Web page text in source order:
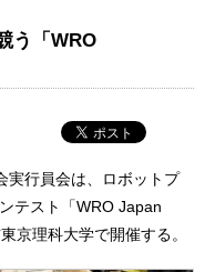
う「WRO
実⾏員会は、ロボットプ
テスト「WRO Japan
京理科⼤学で開催する。